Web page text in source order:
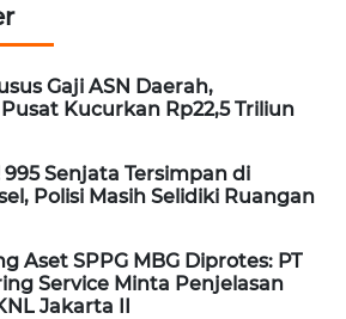
Gaji ASN Daerah,
Kucurkan Rp22,5 Triliun
Senjata Tersimpan di
Polisi Masih Selidiki Ruangan
Aset SPPG MBG Diprotes: PT
Service Minta Penjelasan
Jakarta II